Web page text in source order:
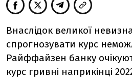
Внаслідок великої
спрогнозувати курс
Райффайзен банку
курс гривні наприкінці